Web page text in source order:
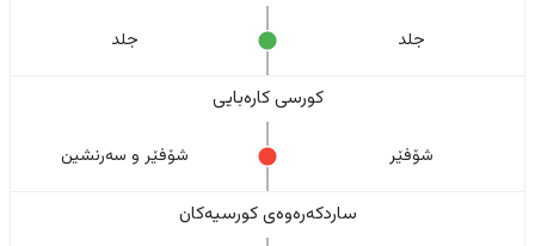
جلد جلد
کورسی کارەبایی
شۆفێر شۆفێر و سەرنشین
ساردکەرەوەی کورسیەکان